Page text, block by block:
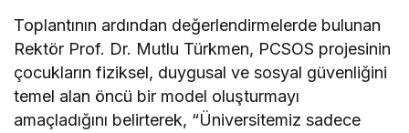
Toplantının ardından değerlendirmelerde bulunan
Rektör Prof. Dr. Mutlu Türkmen, PCSOS projesinin
çocukların fiziksel, duygusal ve sosyal güvenliğini
temel alan öncü bir model oluşturmayı
amaçladığını belirterek, “Üniversitemiz sadece